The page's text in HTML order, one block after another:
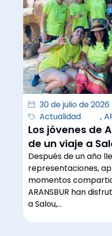
30 de julio de 2026
Actualidad
,
Los jóvenes de
de un viaje a
Después de un año
representaciones,
momentos
ARANSBUR han
a Salou,…